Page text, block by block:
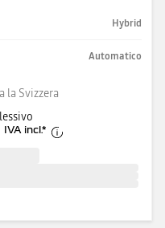
Hybrid
Automatico
Svizzera
IVA incl.*